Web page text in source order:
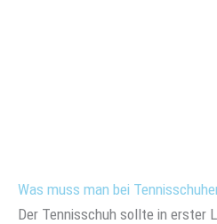
Was muss man bei
Der Tennisschuh sollte in erster